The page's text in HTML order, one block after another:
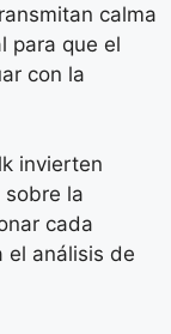
calma
para que el
con la
invierten
la
cada
el análisis de